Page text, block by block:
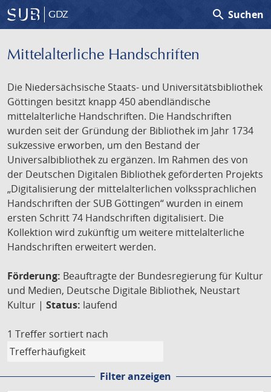
GDZ search Suchen
Mittelalterliche Handschriften
Die Niedersächsische Staats- und Universitätsbibliothek
Göttingen besitzt knapp 450 abendländische
mittelalterliche Handschriften. Die Handschriften
wurden seit der Gründung der Bibliothek im Jahr 1734
sukzessive erworben, um den Bestand der
Universalbibliothek zu ergänzen. Im Rahmen des von
der Deutschen Digitalen Bibliothek geförderten Projekts
„Digitalisierung der mittelalterlichen volkssprachlichen
Handschriften der SUB Göttingen“ wurden in einem
ersten Schritt 74 Handschriften digitalisiert. Die
Kollektion wird zukünftig um weitere mittelalterliche
Handschriften erweitert werden.
Förderung: Beauftragte der Bundesregierung für Kultur
und Medien, Deutsche Digitale Bibliothek, Neustart
Kultur | Status: laufend
1 Treffer sortiert nach
Filter anzeigen